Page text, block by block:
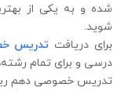
شده و به یکی از
شوید.
برای دریافت تدریس
درسی و برای تمام
تدریس خصوصی دهم